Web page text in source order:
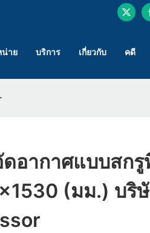
น่าย บริการ เกี่ยวกับ คดี
ดอากาศแบบสก
(มม.) บริ